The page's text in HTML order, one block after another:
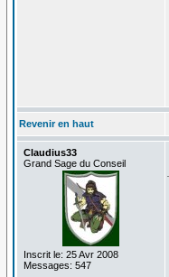
Revenir en haut
Claudius33
Grand Sage du Conseil
Inscrit le: 25 Avr 2008
Messages: 547